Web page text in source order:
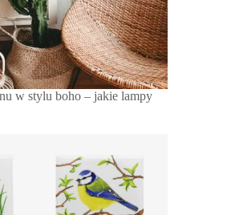
w stylu boho – jakie lampy